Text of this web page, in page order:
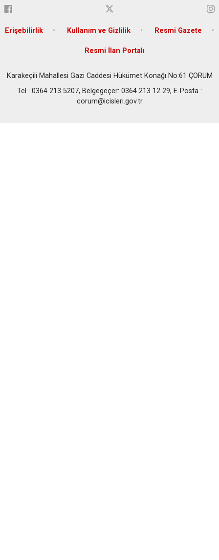
Erişebilirlik Kullanım ve Gizlilik Resmi Gazete
Resmi İlan Portalı
Karakeçili Mahallesi Gazi Caddesi Hükümet Konağı No:61 ÇORUM
Tel : 0364 213 5207, Belgegeçer: 0364 213 12 29, E-Posta :
corum@icisleri.gov.tr